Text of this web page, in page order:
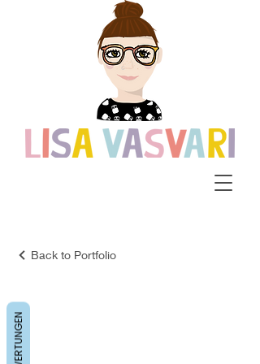
Back to Portfolio
Illustrationen
Meine Illustrationen verbinden Humor,
Farbe und klare Bildsprache. von Papercut-
BEWERTUNGEN